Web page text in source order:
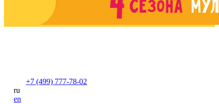
+7 (499) 777-78-02
ru
en